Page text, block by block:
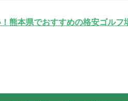
熊本県でおすすめの格安ゴルフ